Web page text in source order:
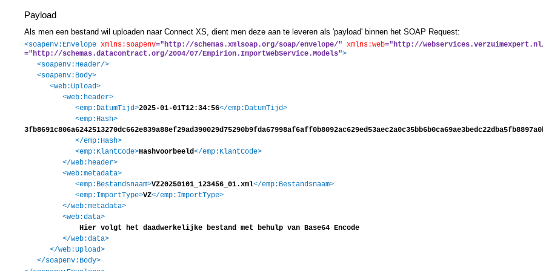
Payload
Als men een bestand wil uploaden naar Connect XS, dient men deze aan te leveren als 'payload' binnen het SOAP Request:
<soapenv:Envelope xmlns:soapenv="http://schemas.xmlsoap.org/soap/envelope/" xmlns:web="http://
="http://schemas.datacontract.org/2004/07/Empirion.ImportWebService.Models">
<soapenv:Header/>
<soapenv:Body>
<web:Upload>
<web:header>
<emp:DatumTijd>2025-01-01T12:34:56</emp:DatumTijd>
<emp:Hash>
</emp:Hash>
<emp:KlantCode>Hashvoorbeeld</emp:KlantCode>
</web:header>
<web:metadata>
<emp:Bestandsnaam>VZ20250101_123456_01.xml</emp:Bestandsnaam>
<emp:ImportType>VZ</emp:ImportType>
</web:metadata>
<web:data>
Hier volgt het daadwerkelijke bestand met behulp van Base64 Encode
</web:data>
</web:Upload>
</soapenv:Body>